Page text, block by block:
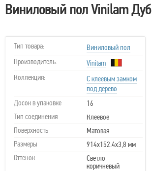
Виниловый пол Vinilam
Тип товара:
Виниловый пол
Производитель:
Vinilam
Коллекция:
С клеевым замком
под дерево
Досок в упаковке
16
Тип соединения
Клеевое
Поверхность
Матовая
Размеры
914х152.4х3,8 мм
Оттенок
Светло-
коричневый